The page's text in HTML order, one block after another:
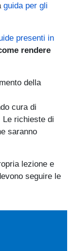
guida per gli
presenti in
rendere
della
cura di
Le richieste di
saranno
lezione e
seguire le